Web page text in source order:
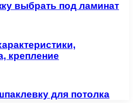
выбрать под ламинат
крепление
для потолка